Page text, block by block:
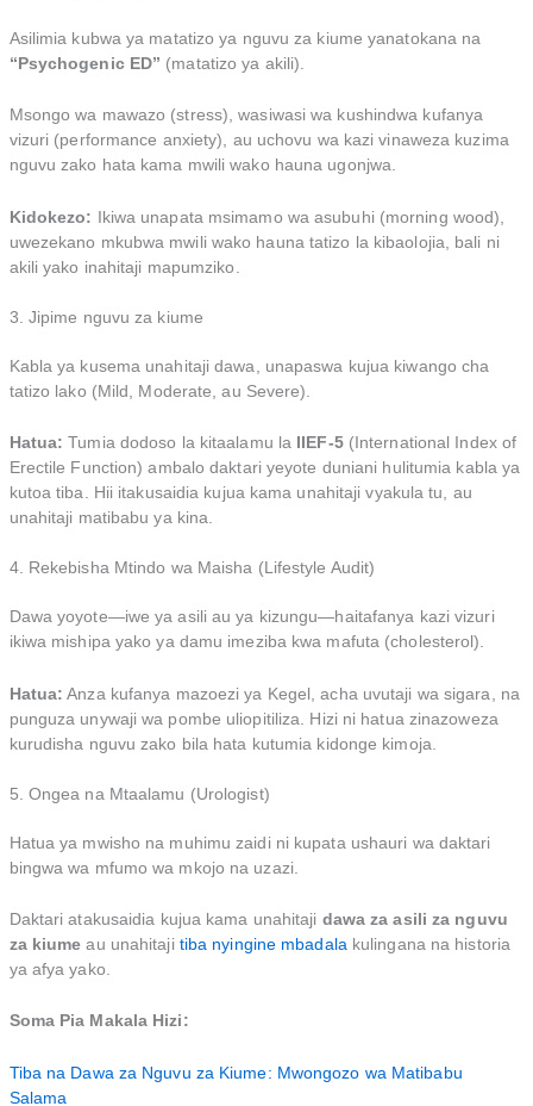
Asilimia kubwa ya matatizo ya nguvu za kiume yanatokana na
“Psychogenic ED” (matatizo ya akili).
Msongo wa mawazo (stress), wasiwasi wa kushindwa kufanya
vizuri (performance anxiety), au uchovu wa kazi vinaweza kuzima
nguvu zako hata kama mwili wako hauna ugonjwa.
Kidokezo: Ikiwa unapata msimamo wa asubuhi (morning wood),
uwezekano mkubwa mwili wako hauna tatizo la kibaolojia, bali ni
akili yako inahitaji mapumziko.
3. Jipime nguvu za kiume
Kabla ya kusema unahitaji dawa, unapaswa kujua kiwango cha
tatizo lako (Mild, Moderate, au Severe).
Hatua: Tumia dodoso la kitaalamu la IIEF-5(International Index of
Erectile Function) ambalo daktari yeyote duniani hulitumia kabla ya
kutoa tiba. Hii itakusaidia kujua kama unahitaji vyakula tu, au
unahitaji matibabu ya kina.
4. Rekebisha Mtindo wa Maisha (Lifestyle Audit)
Dawa yoyote—iwe ya asili au ya kizungu—haitafanya kazi vizuri
ikiwa mishipa yako ya damu imeziba kwa mafuta (cholesterol).
Hatua: Anza kufanya mazoezi ya Kegel, acha uvutaji wa sigara, na
punguza unywaji wa pombe uliopitiliza. Hizi ni hatua zinazoweza
kurudisha nguvu zako bila hata kutumia kidonge kimoja.
5. Ongea na Mtaalamu (Urologist)
Hatua ya mwisho na muhimu zaidi ni kupata ushauri wa daktari
bingwa wa mfumo wa mkojo na uzazi.
Daktari atakusaidia kujua kama unahitaji dawa za asili za nguvu
za kiume au unahitaji tiba nyingine mbadala kulingana na historia
ya afya yako.
Soma Pia Makala Hizi:
Tiba na Dawa za Nguvu za Kiume: Mwongozo wa Matibabu
Salama